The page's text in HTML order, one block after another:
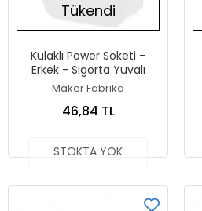
Tükendi
Kulaklı Power Soketi -
Erkek - Sigorta Yuvalı
Maker Fabrika
46,84 TL
STOKTA YOK